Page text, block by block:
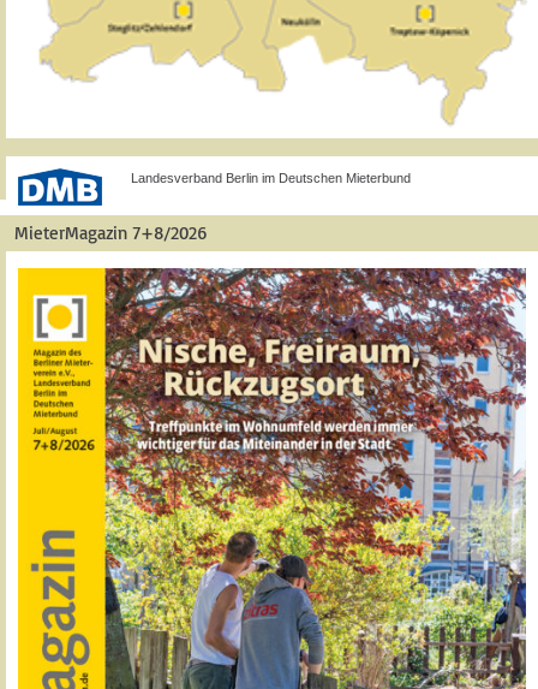
Landesverband Berlin im Deutschen Mieterbund
MieterMagazin 7+8/2026